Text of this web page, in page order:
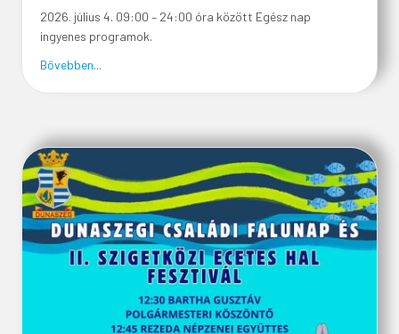
2026. július 4. 09:00 – 24:00 óra között Egész nap
ingyenes programok.
Bővebben...